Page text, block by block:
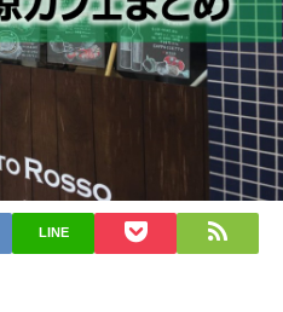
LINE